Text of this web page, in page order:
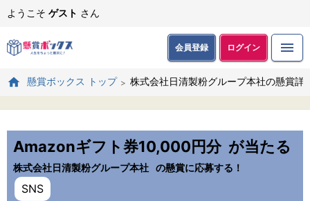
ようこそ ゲスト さん
会員登録 ログイン
懸賞ボックス トップ 株式会社日清製粉グループ本社の懸賞詳
Amazonギフト券10,000円分 が当たる
株式会社日清製粉グループ本社 の懸賞に応募する！
SNS